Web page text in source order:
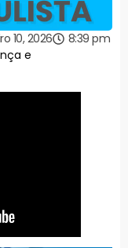
10, 2026
8:39 pm
e